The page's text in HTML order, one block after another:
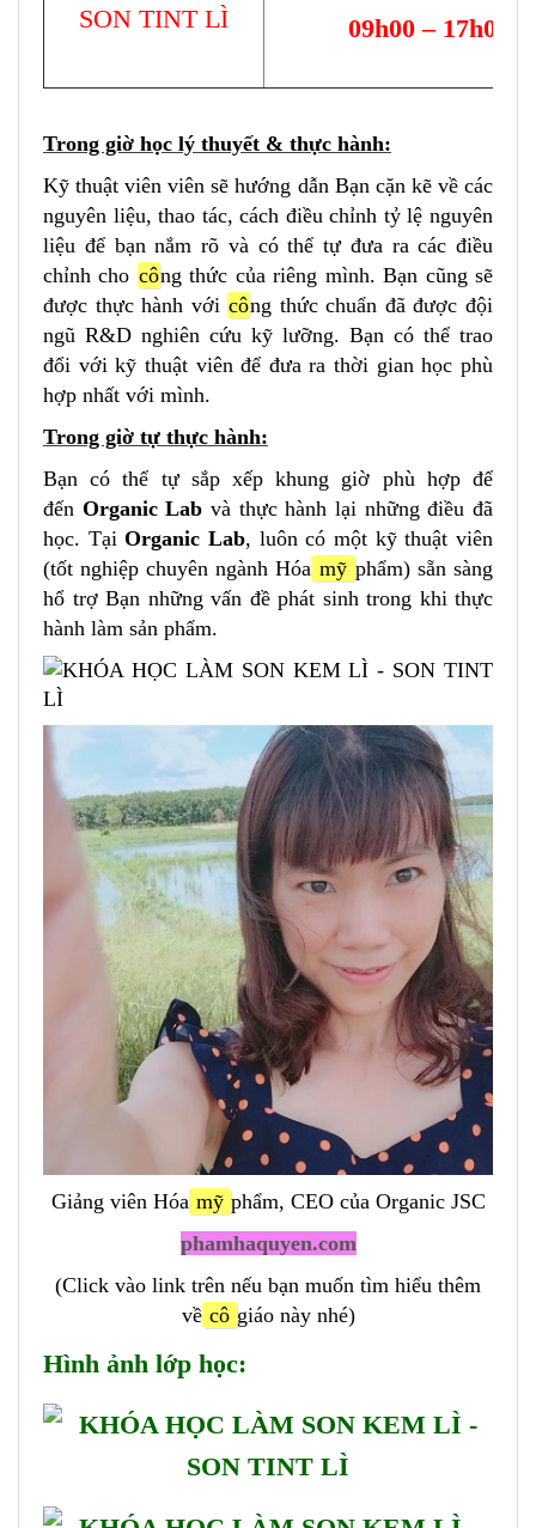
SON TINT LÌ
09h00 – 17h00
Trong giờ học lý thuyết & thực hành:
Kỹ thuật viên viên sẽ hướng dẫn Bạn cặn kẽ về các
nguyên liệu, thao tác, cách điều chỉnh tỷ lệ nguyên
liệu để bạn nắm rõ và có thể tự đưa ra các điều
chỉnh cho công thức của riêng mình. Bạn cũng sẽ
được thực hành với công thức chuẩn đã được đội
ngũ R&D nghiên cứu kỹ lưỡng. Bạn có thể trao
đổi với kỹ thuật viên để đưa ra thời gian học phù
hợp nhất với mình.
Trong giờ tự thực hành:
Bạn có thể tự sắp xếp khung giờ phù hợp để
đến Organic Lab và thực hành lại những điều đã
học. TạiOrganic Lab, luôn có một kỹ thuật viên
(tốt nghiệp chuyên ngành Hóa mỹ phẩm) sẵn sàng
hổ trợ Bạn những vấn đề phát sinh trong khi thực
hành làm sản phẩm.
Giảng viên Hóa mỹ phẩm, CEO của Organic JSC
phamhaquyen.com
(Click vào link trên nếu bạn muốn tìm hiểu thêm
về cô giáo này nhé)
Hình ảnh lớp học: